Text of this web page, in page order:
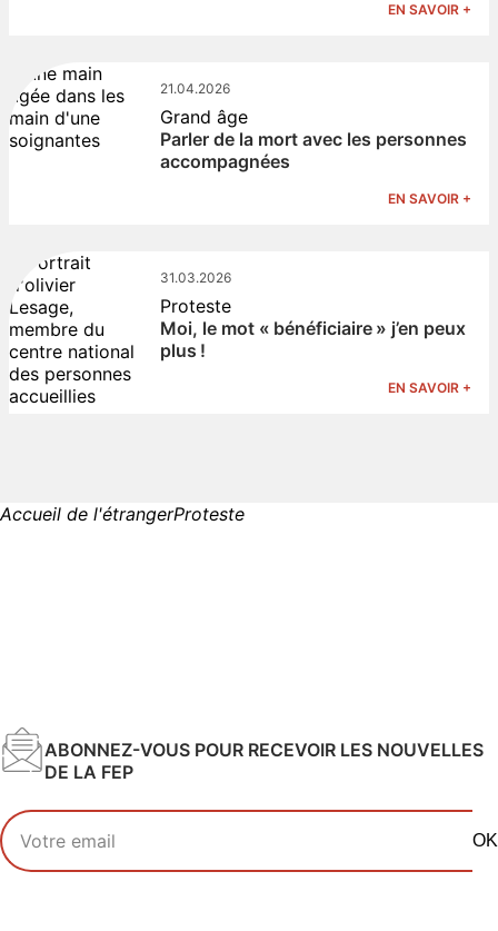
EN SAVOIR +
21.04.2026
Grand âge
Parler de la mort avec les personnes
accompagnées
EN SAVOIR +
31.03.2026
Proteste
Moi, le mot « bénéficiaire » j’en peux
plus !
EN SAVOIR +
Accueil de l'étrangerProteste
ABONNEZ-VOUS POUR RECEVOIR LES NOUVELLES
DE LA FEP
Votre adresse email
OK